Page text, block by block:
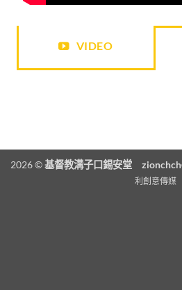
VIDEO
2026 ©基督教溝子口錫安堂
利創意傳媒